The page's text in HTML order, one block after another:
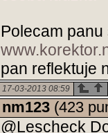
Polecam panu
pan reflektuje
17-03-2013 08:59
nm123 (423
@Lescheck